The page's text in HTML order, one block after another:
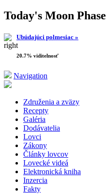
Today's Moon Phase
Ubúdajúci polmesiac »
20.7% viditelnosť
Navigation
Združenia a zväzy
Recepty
Galéria
Dodávatelia
Lovci
Zákony
Články lovcov
Lovecké videá
Elektronická kniha
Inzercia
Fakty